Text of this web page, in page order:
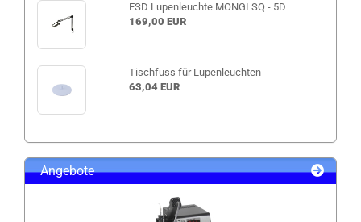
ESD Lupenleuchte MONGI SQ - 5D
169,00 EUR
Tischfuss für Lupenleuchten
63,04 EUR
Angebote